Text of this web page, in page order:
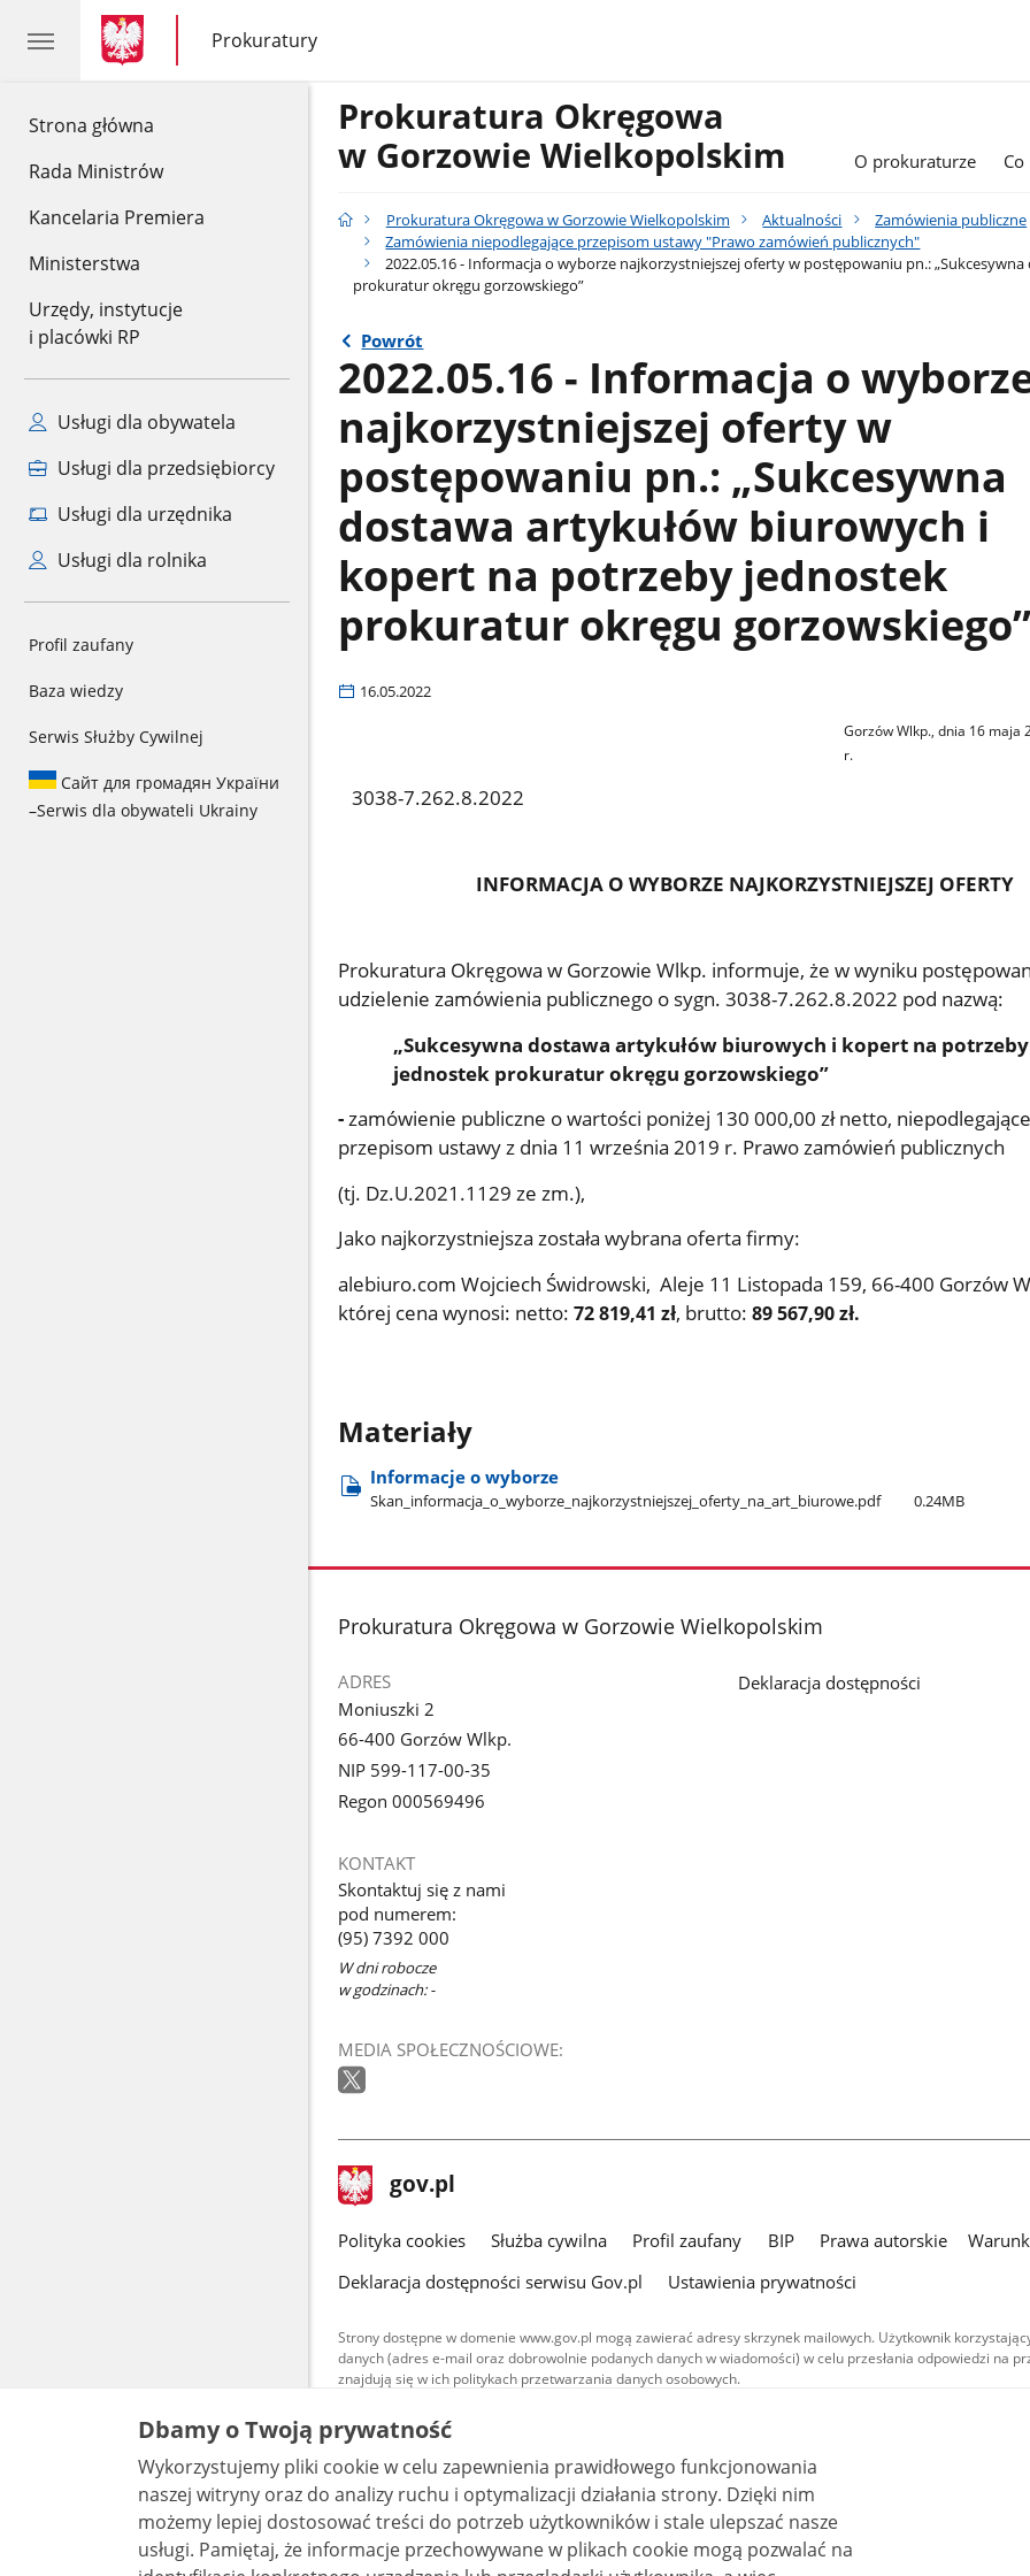
Strona główna
Rada Ministrów
Kancelaria Premiera
Ministerstwa
Urzędy, instytucje
i placówki RP
Usługi dla obywatela
Usługi dla przedsiębiorcy
Usługi dla urzędnika
Usługi dla rolnika
Profil zaufany
Baza wiedzy
Serwis Służby Cywilnej
Сайт для громадян України
–Serwis dla obywateli Ukrainy
gov.pl
gov.pl
Prokuratury
gov.pl
Prokuratury
Prokuratura Okręgowa
w Gorzowie Wielkopolskim
O prokuraturze
Prokuratura Okręgowa w Gorzowie Wielkopolskim Aktualności
Zamówienia publiczne
Zamówienia niepodlegające przepisom ustawy "Prawo zamówień publicznych"
2022.05.16 - Informacja o wyborze najkorzystniejszej oferty w postępowaniu pn.:
prokuratur okręgu gorzowskiego”
Powrót
2022.05.16 - Informacja o
najkorzystniejszej oferty w
postępowaniu pn.: „Sukcesywna
dostawa artykułów biurowych i
kopert na potrzeby jednostek
prokuratur okręgu gorzowskiego”
16.05.2022
Gorzów Wlkp., dnia 16 maja
r.
3038-7.262.8.2022
INFORMACJA O WYBORZE NAJKORZYSTNIEJSZEJ OFERTY
Prokuratura Okręgowa w Gorzowie Wlkp. informuje, że w wyniku
udzielenie zamówienia publicznego o sygn. 3038-7.262.8.2022 pod nazwą:
„Sukcesywna dostawa artykułów biurowych i kopert na potrzeby
jednostek prokuratur okręgu gorzowskiego”
-zamówienie publiczne o wartości poniżej 130 000,00 zł netto, niepodlegające
przepisom ustawy z dnia 11 września 2019 r. Prawo zamówień publicznych
(tj. Dz.U.2021.1129 ze
Jako najkorzystniejsza została wybrana oferta firmy:
alebiuro.com Wojciech Świdrowski, Aleje 11 Listopada 159, 66-400 Gorzów
której cena wynosi: netto: 72 819,41 zł, brutto: 89 567,90 zł.
Materiały
Informacje o wyborze
Skan​_informacja​_o​_wyborze​_najkorzystniejszej​_oferty​_na​_art​_biurowe.pdf 0.24MB
stopka
Prokuratura Okręgowa w Gorzowie Wielkopolskim
ADRES
Moniuszki 2
66-400 Gorzów Wlkp.
NIP 599-117-00-35
Regon 000569496
KONTAKT
Skontaktuj się z nami
pod numerem:
(95) 7392 000
W dni robocze
w godzinach: -
MEDIA SPOŁECZNOŚCIOWE:
Deklaracja dostępności
stopka
gov.pl Strona
gov.pl
gov.pl
Polityka cookies Służba cywilna Profil zaufany BIP Prawa autorskie
Deklaracja dostępności serwisu Gov.pl
Ustawienia prywatności
Strony dostępne w domenie www.gov.pl mogą zawierać adresy skrzynek mailowych. Użytkownik
danych (adres e-mail oraz dobrowolnie podanych danych w wiadomości) w celu przesłania odpowiedzi na
znajdują się w ich politykach przetwarzania danych osobowych.
Treści tekstowe publikowane w serwisie (z wyłączeniem treści audiowizualnych), są
udostępniane na licencji typu Creative Commons: uznanie autorstwa - na tych samych
warunkach 4.0 (CC BY-SA 4.0). Materiały audiowizualne, w tym zdjęcia, materiały audio i wideo,
są udostępniane na licencji typu Creative Commons: uznanie autorstwa użycie niekomercyjne -
bez utworów zależnych 4.0 (CC BY-NC-ND 4.0), o ile nie jest to stwierdzone inaczej.
Dbamy o Twoją prywatność
Wykorzystujemy pliki cookie w celu zapewnienia prawidłowego funkcjonowania
naszej witryny oraz do analizy ruchu i optymalizacji działania strony. Dzięki nim
możemy lepiej dostosować treści do potrzeb użytkowników i stale ulepszać nasze
usługi. Pamiętaj, że informacje przechowywane w plikach cookie mogą pozwalać na